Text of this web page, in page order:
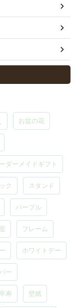
お盆の花
ダーメイドギフト
ク スタンド
パープル
フレーム
ホワイトデー
ー
寿 壁紙